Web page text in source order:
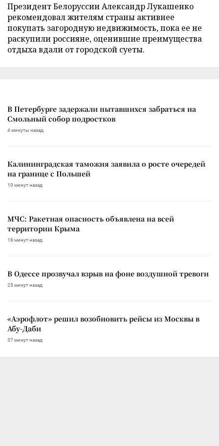
Президент Белоруссии Александр Лукашенко
рекомендовал жителям страны активнее
покупать загородную недвижимость, пока ее не
раскупили россияне, оценившие преимущества
отдыха вдали от городской суеты.
В Петербурге задержали пытавшихся забраться на
Смольный собор подростков
4 минуты назад
Калининградская таможня заявила о росте очередей
на границе с Польшей
10 минут назад
МЧС: Ракетная опасность объявлена на всей
территории Крыма
18 минут назад
В Одессе прозвучал взрыв на фоне воздушной тревоги
25 минут назад
«Аэрофлот» решил возобновить рейсы из Москвы в
Абу-Даби
37 минут назад